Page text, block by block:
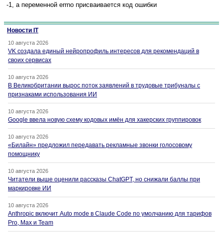
-1, а переменной errno присваивается код ошибки
Новости IT
10 августа 2026
VK создала единый нейропрофиль интересов для рекомендаций в
своих сервисах
10 августа 2026
В Великобритании вырос поток заявлений в трудовые трибуналы с
признаками использования ИИ
10 августа 2026
Google ввела новую схему кодовых имён для хакерских группировок
10 августа 2026
«Билайн» предложил передавать рекламные звонки голосовому
помощнику
10 августа 2026
Читатели выше оценили рассказы ChatGPT, но снижали баллы при
маркировке ИИ
10 августа 2026
Anthropic включит Auto mode в Claude Code по умолчанию для тарифов
Pro, Max и Team